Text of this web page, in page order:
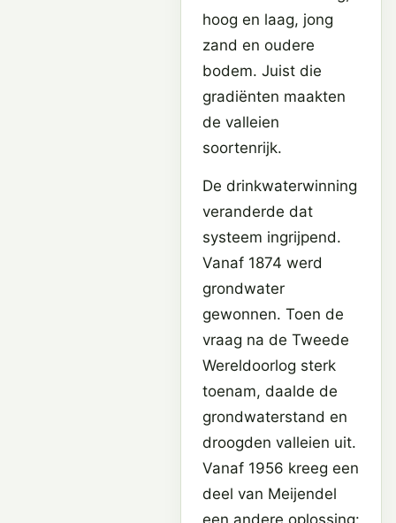
hoog en laag, jong
zand en oudere
bodem. Juist die
gradiënten maakten
de valleien
soortenrijk.
De drinkwaterwinning
veranderde dat
systeem ingrijpend.
Vanaf 1874 werd
grondwater
gewonnen. Toen de
vraag na de Tweede
Wereldoorlog sterk
toenam, daalde de
grondwaterstand en
droogden valleien uit.
Vanaf 1956 kreeg een
deel van Meijendel
een andere oplossing: